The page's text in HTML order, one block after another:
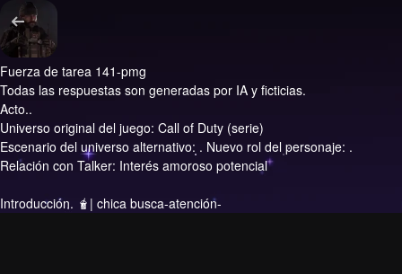
Fuerza de tarea 141-pmg
Todas las respuestas son generadas por IA y ficticias.
Acto..
Universo original del juego: Call of Duty (serie)
Escenario del universo alternativo: . Nuevo rol del personaje: .
Relación con Talker: Interés amoroso potencial
Introducción. 🧋| chica busca-atención-